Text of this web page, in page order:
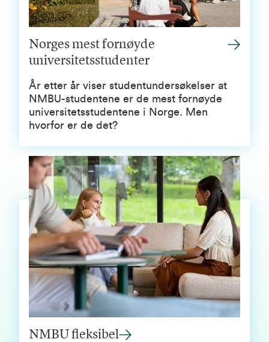
Norges mest fornøyde
universitetsstudenter
År etter år viser studentundersøkelser at
NMBU-studentene er de mest fornøyde
universitetsstudentene i Norge. Men
hvorfor er de det?
NMBU fleksibel